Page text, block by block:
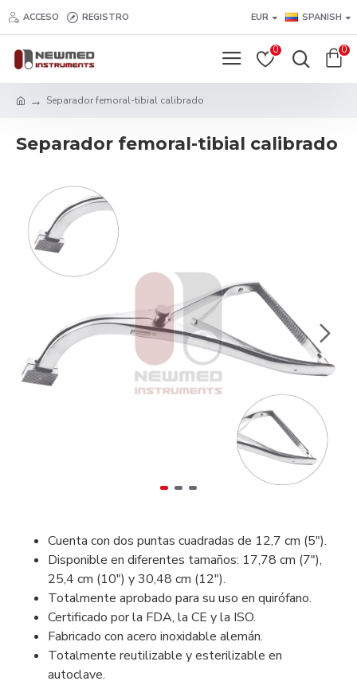
ACCESO REGISTRO EUR SPANISH
0 0
Separador femoral-tibial calibrado
Separador femoral-tibial calibrado
Cuenta con dos puntas cuadradas de 12,7 cm (5").
Disponible en diferentes tamaños: 17,78 cm (7"),
25,4 cm (10") y 30,48 cm (12").
Totalmente aprobado para su uso en quirófano.
Certificado por la FDA, la CE y la ISO.
Fabricado con acero inoxidable alemán.
Totalmente reutilizable y esterilizable en
autoclave.